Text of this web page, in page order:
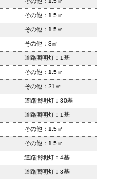
その他：1.5㎡
その他：1.5㎡
その他：3㎡
道路照明灯：1基
その他：1.5㎡
その他：21㎡
道路照明灯：30基
道路照明灯：1基
その他：1.5㎡
その他：1.5㎡
道路照明灯：4基
道路照明灯：3基